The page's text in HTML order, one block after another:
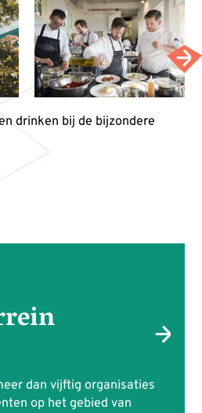
drinken bij de bijzondere
dan vijftig organisaties
op het gebied van